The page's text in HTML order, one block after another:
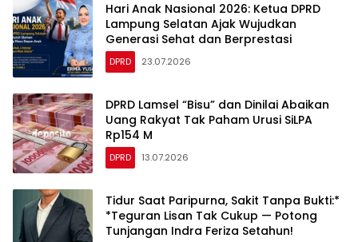
Hari Anak Nasional 2026: Ketua DPRD
Lampung Selatan Ajak Wujudkan
Generasi Sehat dan Berprestasi
DPRD 23.07.2026
‎DPRD Lamsel “Bisu” dan Dinilai Abaikan
Uang Rakyat Tak Paham Urusi SiLPA
DPRD 13.07.2026
Tidur Saat Paripurna, Sakit Tanpa Bukti:*
*Teguran Lisan Tak Cukup — Potong
Tunjangan Indra Feriza Setahun!